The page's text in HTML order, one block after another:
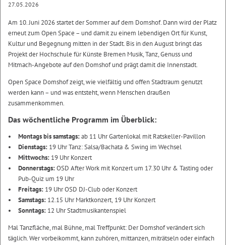
27.05.2026
Am 10. Juni 2026 startet der Sommer auf dem Domshof. Dann wird der Platz
erneut zum Open Space – und damit zu einem lebendigen Ort für Kunst,
Kultur und Begegnung mitten in der Stadt. Bis in den August bringt das
Projekt der Hochschule für Künste Bremen Musik, Tanz, Genuss und
Mitmach-Angebote auf den Domshof und prägt damit die Innenstadt.
Open Space Domshof zeigt, wie vielfältig und offen Stadtraum genutzt
werden kann – und was entsteht, wenn Menschen draußen
zusammenkommen.
Das wöchentliche Programm im Überblick:
Montags bis samstags:ab 11 Uhr Gartenlokal mit Ratskeller-Pavillon
Dienstags: 19 Uhr Tanz: Salsa/Bachata & Swing im Wechsel
Mittwochs: 19 Uhr Konzert
Donnerstags:OSD After Work mit Konzert um 17.30 Uhr & Tasting oder
Pub-Quiz um 19 Uhr
Freitags: 19 Uhr OSD DJ-Club oder Konzert
Samstags: 12.15 Uhr Marktkonzert, 19 Uhr Konzert
Sonntags: 12 Uhr Stadtmusikantenspiel
Mal Tanzfläche, mal Bühne, mal Treffpunkt: Der Domshof verändert sich
täglich. Wer vorbeikommt, kann zuhören, mittanzen, miträtseln oder einfach